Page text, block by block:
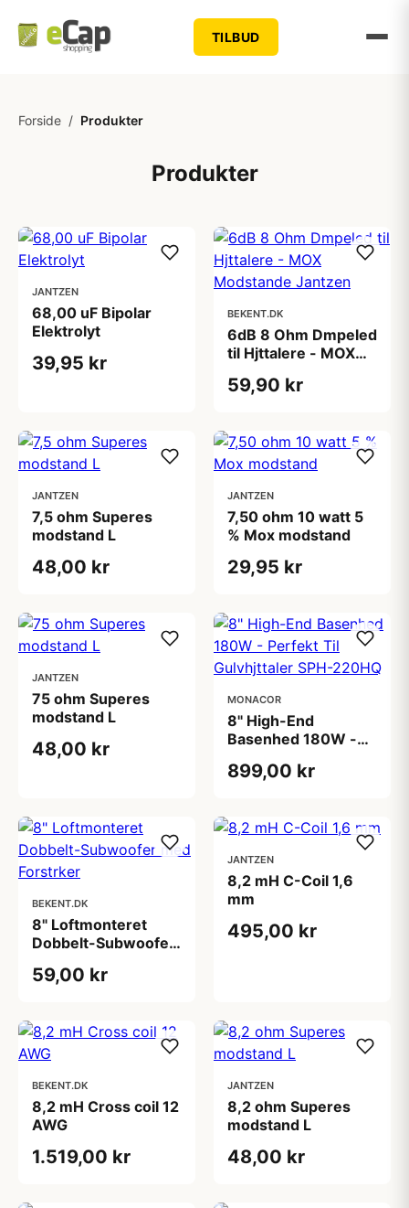
TILBUD
Forside / Produkter
Produkter
JANTZEN
68,00 uF Bipolar
Elektrolyt
39,95 kr
BEKENT.DK
6dB 8 Ohm Dmpeled
til Hjttalere - MOX
59,90 kr
JANTZEN
7,5 ohm Superes
modstand L
48,00 kr
JANTZEN
7,50 ohm 10 watt 5
% Mox modstand
29,95 kr
JANTZEN
75 ohm Superes
modstand L
48,00 kr
MONACOR
8" High-End
Basenhed 180W -
Gulvhjttaler SPH-
899,00 kr
BEKENT.DK
8" Loftmonteret
Dobbelt-Subwoofer
59,00 kr
JANTZEN
8,2 mH C-Coil 1,6
mm
495,00 kr
BEKENT.DK
8,2 mH Cross coil 12
AWG
1.519,00 kr
JANTZEN
8,2 ohm Superes
modstand L
48,00 kr